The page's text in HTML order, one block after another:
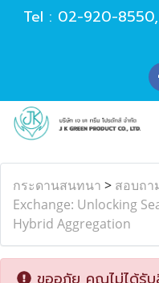
Tel : 02-920-8550,
กระดานสนทนา > สอบถา
Exchange: Unlocking
Hybrid Aggregation